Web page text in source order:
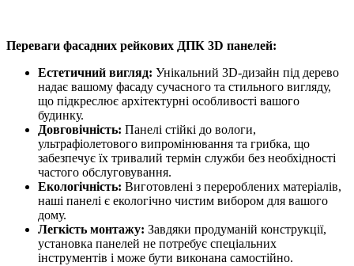
Переваги фасадних рейкових ДПК 3D панелей:
Естетичний вигляд: Унікальний 3D-дизайн під дерево
надає вашому фасаду сучасного та стильного вигляду,
що підкреслює архітектурні особливості вашого
будинку.
Довговічність: Панелі стійкі до вологи,
ультрафіолетового випромінювання та грибка, що
забезпечує їх тривалий термін служби без необхідності
частого обслуговування.
Екологічність: Виготовлені з перероблених матеріалів,
наші панелі є екологічно чистим вибором для вашого
дому.
Легкість монтажу: Завдяки продуманій конструкції,
установка панелей не потребує спеціальних
інструментів і може бути виконана самостійно.